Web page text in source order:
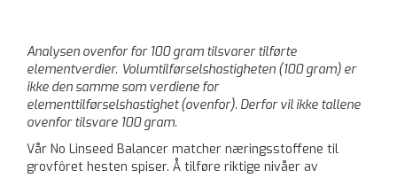
Analysen ovenfor for 100 gram tilsvarer tilførte
elementverdier. Volumtilførselshastigheten (100 gram) er
ikke den samme som verdiene for
elementtilførselshastighet (ovenfor). Derfor vil ikke tallene
ovenfor tilsvare 100 gram.
Vår No Linseed Balancer matcher næringsstoffene til
grovfôret hesten spiser. Å tilføre riktige nivåer av